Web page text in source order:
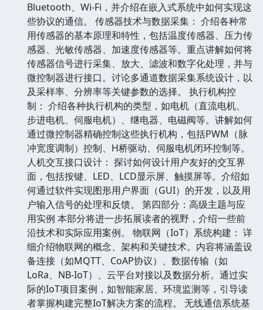
Bluetooth、Wi-Fi，并介绍在嵌入式系统中如何实现这
些协议的通信。 传感器技术与数据采集： 介绍各种常
用传感器的基本原理和特性，包括温度传感器、压力传
感器、光敏传感器、加速度传感器等。重点讲解如何将
传感器信号进行采集、放大、滤波和数字化处理，并与
微控制器进行接口。讨论多通道数据采集系统设计，以
及采样率、分辨率等关键参数的选择。 执行机构控
制： 介绍各种执行机构的类型，如电机（直流电机、
步进电机、伺服电机）、继电器、电磁阀等。讲解如何
通过微控制器精确控制这些执行机构，包括PWM（脉
冲宽度调制）控制、H桥驱动、伺服电机闭环控制等。
人机交互接口设计： 探讨如何设计用户友好的交互界
面，包括按键、LED、LCD显示屏、触摸屏等。介绍如
何通过软件实现图形用户界面（GUI）的开发，以及用
户输入信号的处理和反馈。 第四部分：高级主题与应
用实例 本部分将进一步拓展读者的视野，介绍一些前
沿技术和实际应用案例。 物联网（IoT）系统构建： 详
细介绍物联网的概念、架构和关键技术。内容将涵盖设
备连接（如MQTT、CoAP协议）、数据传输（如
LoRa、NB-IoT）、云平台对接以及数据分析。通过实
际的IoT项目案例，如智能家居、环境监测等，引导读
者掌握构建完整IoT解决方案的流程。 无线通信系统基